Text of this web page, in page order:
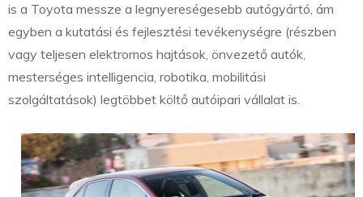
is a Toyota messze a legnyereségesebb autógyártó, ám
egyben a kutatási és fejlesztési tevékenységre (részben
vagy teljesen elektromos hajtások, önvezető autók,
mesterséges intelligencia, robotika, mobilitási
szolgáltatások) legtöbbet költő autóipari vállalat is.